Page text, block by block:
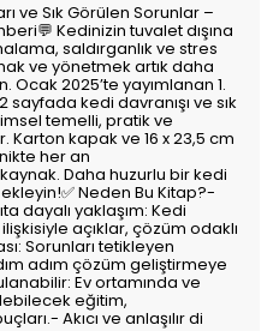
ve Sık Görülen Sorunlar –
Kedinizin tuvalet dışına
saldırganlık ve stres
ve yönetmek artık daha
Ocak 2025’te yayımlanan 1.
sayfada kedi davranışı ve sık
temelli, pratik ve
kapak ve 16 x 23,5 cm
her an
Daha huzurlu bir kedi
Neden Bu Kitap?-
dayalı yaklaşım: Kedi
açıklar, çözüm odaklı
Sorunları tetikleyen
adım çözüm geliştirmeye
Ev ortamında ve
eğitim,
Akıcı ve anlaşılır di